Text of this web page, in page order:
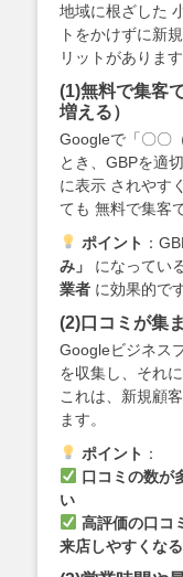
地域に根ざした
トをかけずに新
リットがあります
(1)無料で集客
増える）
Googleで「〇〇
とき、GBPを適
に表示 されやす
ても 無料で集客
ポイント ：
み」
になってい
業者 に効果的です
(2)口コミが集
Googleビジネス
を収集し、それ
これは、新規顧
ます。
ポイント ：
口コミの数が
い
高評価の口コ
来店しやすくなる